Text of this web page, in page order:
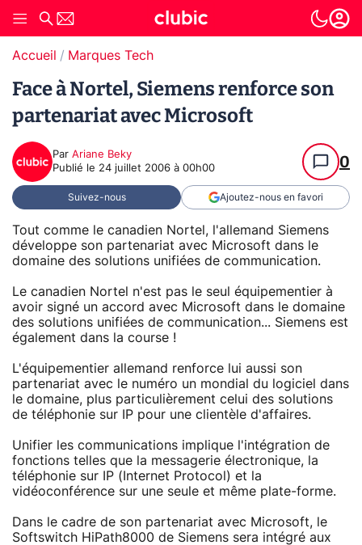
Accueil Marques Tech
Face à Nortel, Siemens renforce son
partenariat avec Microsoft
Par Ariane Beky
Publié le 24 juillet 2006 à 00h00 0
Suivez-nous Ajoutez-nous en favori
Tout comme le canadien Nortel, l'allemand Siemens
développe son partenariat avec Microsoft dans le
domaine des solutions unifiées de communication.
Le canadien Nortel n'est pas le seul équipementier à
avoir signé un accord avec Microsoft dans le domaine
des solutions unifiées de communication... Siemens est
également dans la course !
L'équipementier allemand renforce lui aussi son
partenariat avec le numéro un mondial du logiciel dans
le domaine, plus particulièrement celui des solutions
de téléphonie sur IP pour une clientèle d'affaires.
Unifier les communications implique l'intégration de
fonctions telles que la messagerie électronique, la
téléphonie sur IP (Internet Protocol) et la
vidéoconférence sur une seule et même plate-forme.
Dans le cadre de son partenariat avec Microsoft, le
Softswitch HiPath8000 de Siemens sera intégré aux